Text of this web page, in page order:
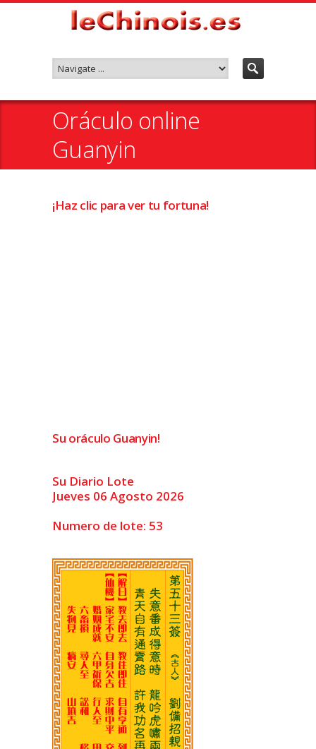
Oráculo online
Guanyin
¡Haz clic para ver tu fortuna!
Su oráculo Guanyin!
Su Diario Lote
Jueves 06 Agosto 2026
Numero de lote: 53